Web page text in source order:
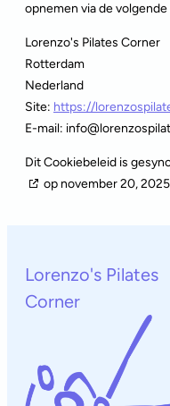
opnemen via de
Lorenzo's Pilates Corner
Rotterdam
Nederland
Site: https://
E-mail: info@
Dit Cookiebeleid is
op november 20,
Lorenzo's Pilates
Corner